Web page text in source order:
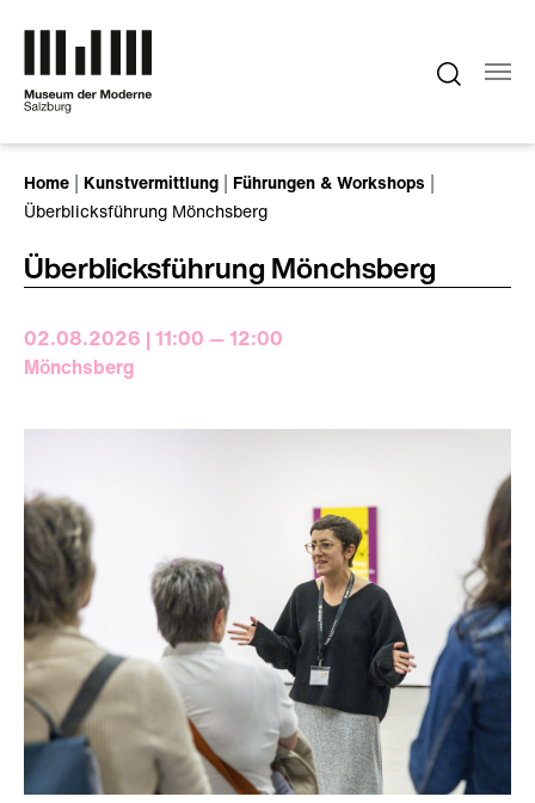
Home Kunstvermittlung
Führungen & Workshops
Überblicksführung Mönchsberg
Überblicksführung Mönchsberg
02.08.2026 | 11:00 — 12:00
Mönchsberg